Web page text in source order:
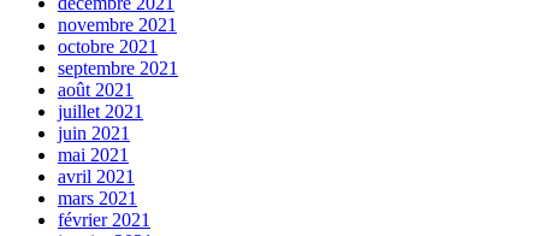
novembre 2021
octobre 2021
septembre 2021
août 2021
juillet 2021
juin 2021
mai 2021
avril 2021
mars 2021
février 2021